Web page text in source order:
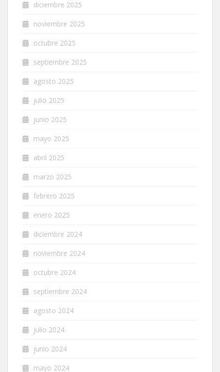
diciembre 2025
noviembre 2025
octubre 2025
septiembre 2025
agosto 2025
julio 2025
junio 2025
mayo 2025
abril 2025
marzo 2025
febrero 2025
enero 2025
diciembre 2024
noviembre 2024
octubre 2024
septiembre 2024
agosto 2024
julio 2024
junio 2024
mayo 2024